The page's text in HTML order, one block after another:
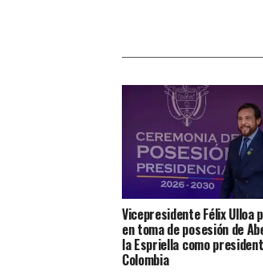
Vicepresidente Félix Ulloa
en toma de posesión de
la Espriella como
Colombia